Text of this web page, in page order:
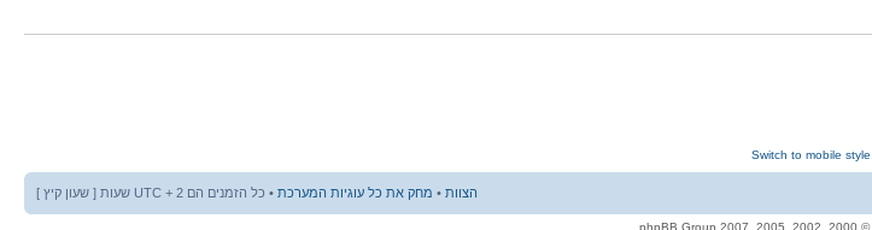
Switch to mobile style
הצוות • מחק את כל עוגיות המערכת • כל הזמנים הם UTC + 2 שעות [ שעון קיץ ]
© 2000, 2002, 2005, 2007 phpBB Group